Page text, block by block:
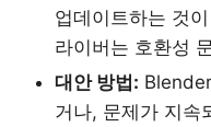
업데이트하는 것
라이버는 호환성
대안 방법:
거나, 문제가 지속